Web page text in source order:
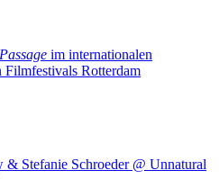
im internationalen
Filmfestivals Rotterdam
& Stefanie Schroeder @ Unnatural